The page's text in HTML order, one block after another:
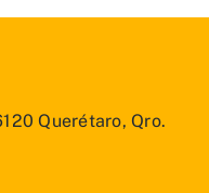
Querétaro, Qro.